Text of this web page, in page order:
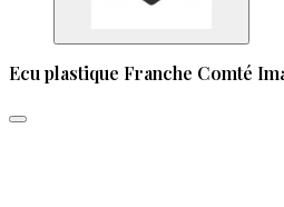
Ecu plastique Franche Comté